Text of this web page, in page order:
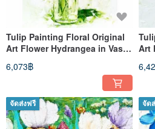
Tulip Painting Floral Original
Art Flower Hydrangea in Vase
16 x 12
6,073฿
Art
16
จัดส่งฟรี จัด